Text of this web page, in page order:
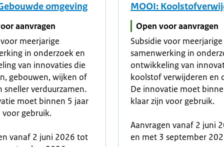
omgeving
aanvragen
meerjarige
in onderzoek en
van innovaties die
gebouwen, wijken of
sneller verduurzamen.
moet binnen 5 jaar
voor gebruik.
vanaf 2 juni 2026 tot
MOOI:
Open voor aanvragen
Subsidie voor meerjarige
samenwerking in
ontwikkeling van
koolstof verwijderen en
De innovatie moet
klaar zijn voor gebruik.
Aanvragen vanaf 2 juni
en met 3 september